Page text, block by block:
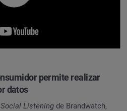
permite realizar
datos
Social Listening de Brandwatch,